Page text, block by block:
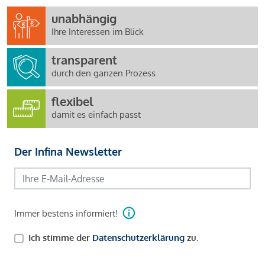
unabhängig
Ihre Interessen im Blick
transparent
durch den ganzen Prozess
flexibel
damit es einfach passt
Der Infina Newsletter
Immer bestens informiert!
Ich stimme der Datenschutzerklärung zu.